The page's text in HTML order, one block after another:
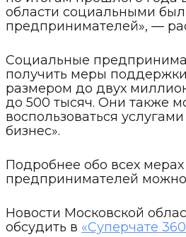
области социальными
предпринимателей», —
Социальные
получить меры
размером до двух
до 500 тысяч. Они также
воспользоваться
бизнес».
Подробнее обо всех
предпринимателей можно
Новости Московской
обсудить в «Суперчате